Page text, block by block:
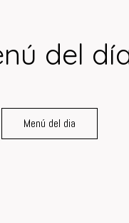
del
Menú del dia